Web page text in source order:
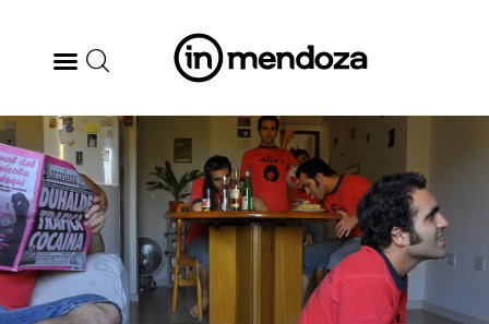
BODEGAS
GASTRONOMÍA
ARTE & CULTURA
MÚSICA